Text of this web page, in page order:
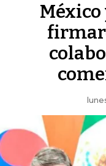
México